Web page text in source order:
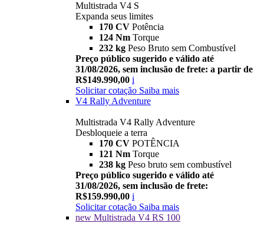
Multistrada V4 S
Expanda seus limites
170 CV Potência
124 Nm Torque
232 kg Peso Bruto sem Combustível
Preço público sugerido e válido até
31/08/2026, sem inclusão de frete: a partir de
R$149.990,00 i
Solicitar cotação Saiba mais
V4 Rally Adventure
Multistrada V4 Rally Adventure
Desbloqueie a terra
170 CV POTÊNCIA
121 Nm Torque
238 kg Peso bruto sem combustível
Preço público sugerido e válido até
31/08/2026, sem inclusão de frete:
R$159.990,00 i
Solicitar cotação Saiba mais
new Multistrada V4 RS 100